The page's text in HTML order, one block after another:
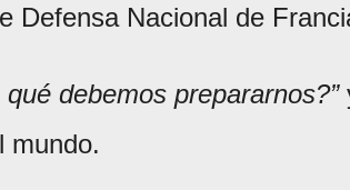
Defensa Nacional de
debemos prepararnos?”
mundo.